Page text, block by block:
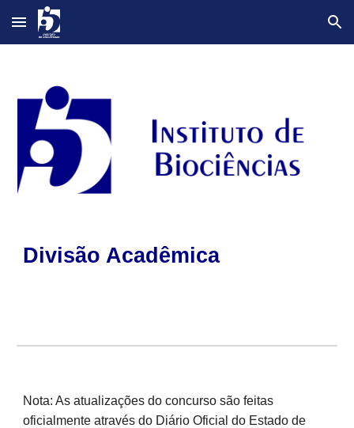
Skip to main content Skip to navigation
Divisão Acadêmica
Nota: As atualizações do concurso são feitas
oficialmente através do Diário Oficial do Estado de